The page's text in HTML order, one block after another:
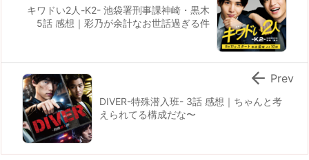
キワドい2人-K2- 池袋署刑事課神崎・黒木
5話 感想｜彩乃が余計なお世話過ぎる件
DIVER-特殊潜入班- 3話 感想｜ちゃんと考
えられてる構成だな〜
 Prev